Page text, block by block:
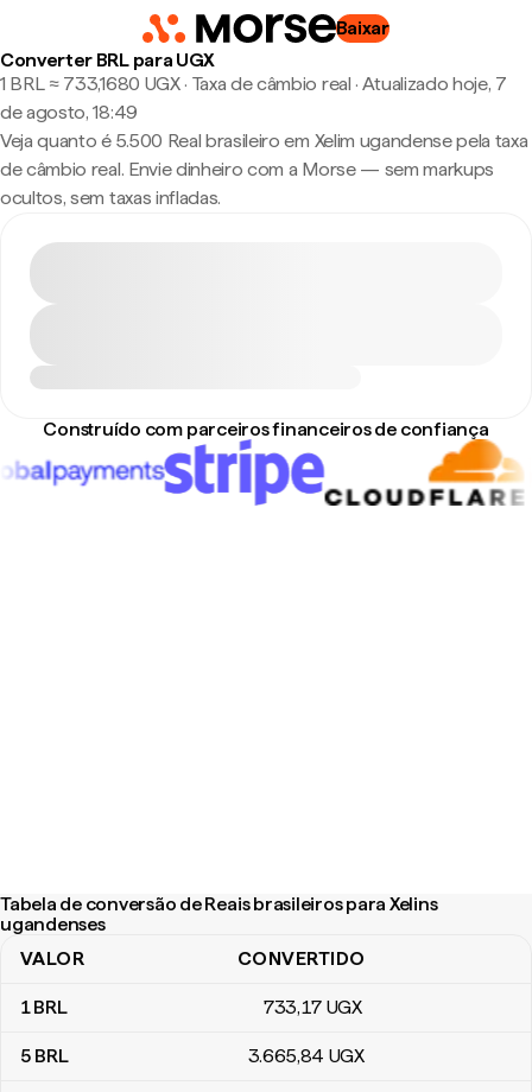
Baixar
Converter BRL para UGX
1 BRL ≈ 733,1680 UGX · Taxa de câmbio real · Atualizado hoje, 7
de agosto, 18:49
Veja quanto é 5.500 Real brasileiro em Xelim ugandense pela taxa
de câmbio real. Envie dinheiro com a Morse — sem markups
ocultos, sem taxas infladas.
Construído com parceiros financeiros de confiança
Tabela de conversão de Reais brasileiros para Xelins
ugandenses
Tabela de conversão de Reais brasileiros para Xelins ugandenses
VALOR CONVERTIDO
1BRL 733,17 UGX
5 BRL 3.665,84 UGX